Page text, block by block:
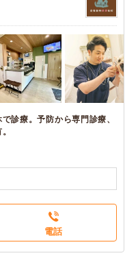
診療。予防から専門診療、
電話